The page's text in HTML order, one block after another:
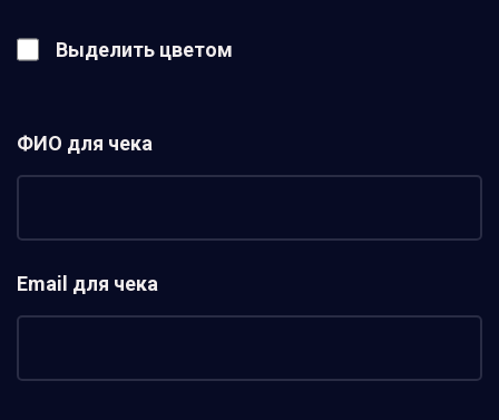
Выделить цветом
ФИО для чека
Email для чека